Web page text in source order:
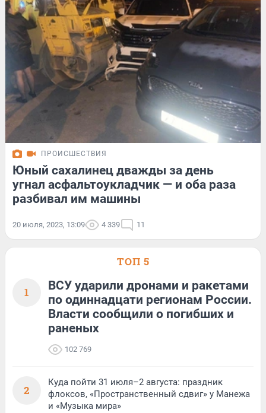
ПРОИСШЕСТВИЯ
Юный сахалинец дважды за день
угнал асфальтоукладчик — и оба раза
разбивал им машины
20 июля, 2023, 13:09 4 339 11
ТОП 5
1
ВСУ ударили дронами и ракетами
по одиннадцати регионам России.
Власти сообщили о погибших и
раненых
102 769
2
Куда пойти 31 июля–2 августа: праздник
флоксов, «Пространственный сдвиг» у Манежа
и «Музыка мира»